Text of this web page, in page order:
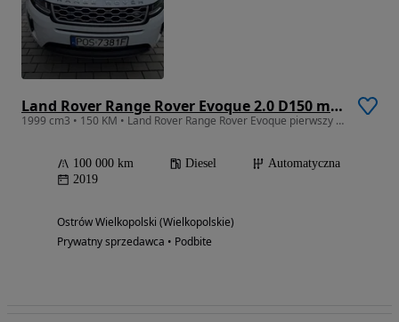
Land Rover Range Rover Evoque 2.0 D150 mHEV R-Dynamic HSE
1999 cm3 • 150 KM • Land Rover Range Rover Evoque pierwszy właściciel
100 000 km Diesel
Automatyczna
2019
Ostrów Wielkopolski (Wielkopolskie)
Prywatny sprzedawca • Podbite